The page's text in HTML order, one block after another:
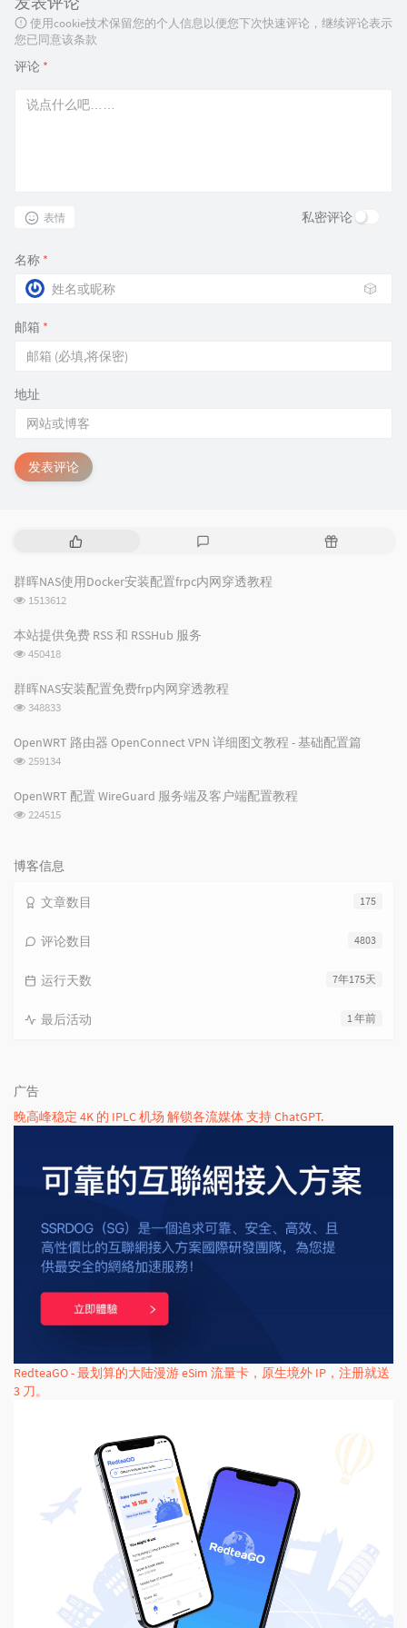
使用cookie技术保留您的个人信息以便您下次快速评论，继续评论表示
您已同意该条款
评论 *
表情 私密评论
名称 *
🎲
邮箱 *
地址
发表评论
热
文
章
评
论
随
群晖NAS使用Docker安装配置frpc内网穿透教程
浏
次
数:
1513612
本站提供免费 RSS 和 RSSHub 服务
浏
次
数:
450418
群晖NAS安装配置免费frp内网穿透教程
浏
次
348833
OpenWRT 路由器 OpenConnect VPN 详细图文教程 - 基础配置篇
浏
次
259134
OpenWRT 配置 WireGuard 服务端及客户端配置教程
浏
数:
224515
博客信息
175
文章数目
4803
评论数目
7年175天
运行天数
1 年前
最后活动
广告
晚高峰稳定 4K 的 IPLC 机场 解锁各流媒体 支持 ChatGPT.
RedteaGO - 最划算的大陆漫游 eSim 流量卡，原生境外 IP，注册就送
3 刀。